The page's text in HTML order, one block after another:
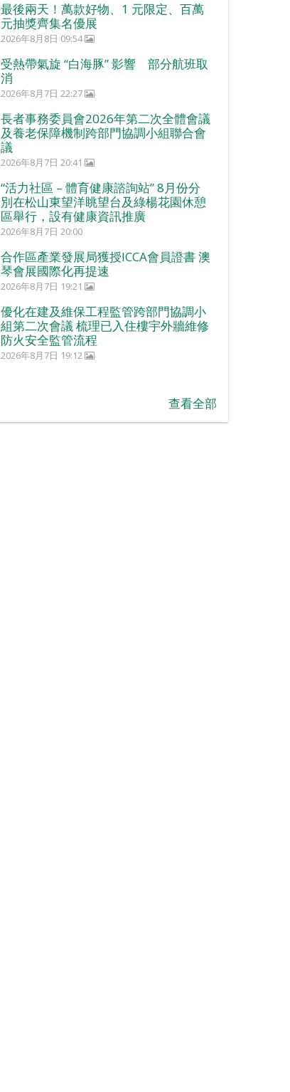
最後兩天！萬款好物、1 元限定、百萬
元抽獎齊集名優展
2026年8月8日 09:54
受熱帶氣旋 “白海豚” 影響 部分航班取
消
2026年8月7日 22:27
長者事務委員會2026年第二次全體會議
及養老保障機制跨部門協調小組聯合會
議
2026年8月7日 20:41
“活力社區 – 體育健康諮詢站” 8月份分
別在松山東望洋眺望台及綠楊花園休憩
區舉行，設有健康資訊推廣
2026年8月7日 20:00
合作區產業發展局獲授ICCA會員證書 澳
琴會展國際化再提速
2026年8月7日 19:21
優化在建及維保工程監管跨部門協調小
組第二次會議 梳理已入住樓宇外牆維修
防火安全監管流程
2026年8月7日 19:12
查看全部